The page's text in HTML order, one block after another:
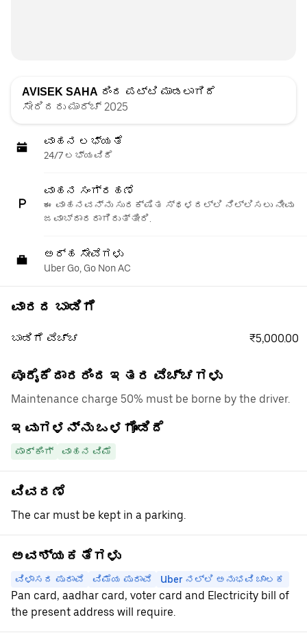
AVISEK SAHA ರಿಂದ ಪಟ್ಟಿ ಮಾಡಲಾಗಿದೆ
ಸೇರಿದರು ಮಾರ್ಚ್ 2025
ವಾಹನ ಲಭ್ಯತೆ
24/7 ಲಭ್ಯವಿದೆ
ವಾಹನ ಸಂಗ್ರಹಣೆ
ಈ ವಾಹನವನ್ನು ಸುರಕ್ಷಿತ ಸ್ಥಳದಲ್ಲಿ ನಿಲ್ಲಿಸಲು ನೀವು
ಜವಾಬ್ದಾರರಾಗಿರುತ್ತೀರಿ.
ಅರ್ಹ ಸೇವೆಗಳು
Uber Go, Go Non AC
ವಾರದ ಬಾಡಿಗೆ
ಬಾಡಿಗೆ ವೆಚ್ಚ ₹5,000.00
ಪೂರೈಕೆದಾರರಿಂದ ಇತರ ವೆಚ್ಚಗಳು
Maintenance charge 50% must be borne by the driver.
ಇವುಗಳನ್ನು ಒಳಗೊಂಡಿದೆ
ಪಾರ್ಕಿಂಗ್ ವಾಹನ ವಿಮೆ
ವಿವರಣೆ
The car must be kept in a parking.
ಅವಶ್ಯಕತೆಗಳು
ವಿಳಾಸದ ಪುರಾವೆ ವಿಮೆಯ ಪುರಾವೆ Uber ನಲ್ಲಿ ಅನುಭವಿ ಚಾಲಕ
Pan card, aadhar card, voter card and Electricity bill of
the present address will require.